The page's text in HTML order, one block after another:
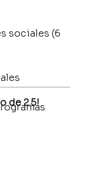
sociales (6
de 2.5!